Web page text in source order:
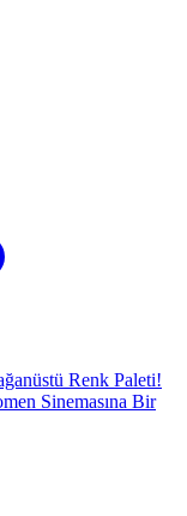
Renk Paleti!
Sinemasına Bir